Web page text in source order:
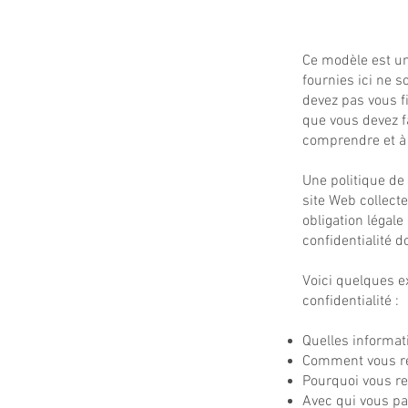
Ce modèle est
fournies ici ne
devez pas vous
que vous devez
comprendre et
Une politique
site Web
obligation
confidentialité
Voici quelques
confidentialité :
Quelles
Comment vous
Pourquoi vous
Avec qui vous